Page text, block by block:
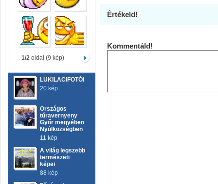
1/2 oldal (9 kép)
LUKILACIFOTÓI
20 kép
Országos
túravernyeny
Győr megyében
Nyúlközségben
11 kép
A világ legszebb
természeti
képei
88 kép
Értékeld!
Kommentáld!